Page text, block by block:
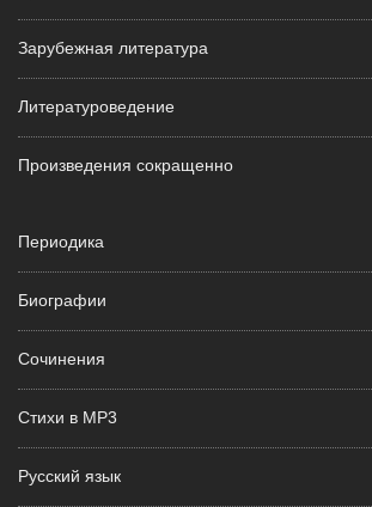
Зарубежная литература
Литературоведение
Произведения сокращенно
Периодика
Биографии
Сочинения
Стихи в MP3
Русский язык